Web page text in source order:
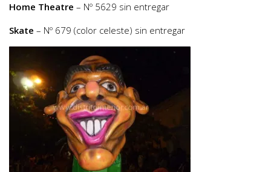
Home Theatre – Nº 5629 sin entregar
Skate – Nº 679 (color celeste) sin entregar